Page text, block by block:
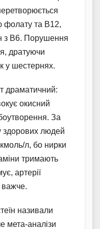
фолату та B12,
з B6. Порушення
дратуючи
у шестернях.
драматичний:
окисний
За
людей
л, бо нирки
тримають
артерії
важче.
називали
мета-аналізи